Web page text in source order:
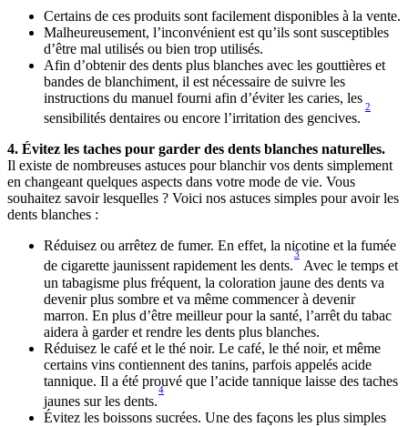
Certains de ces produits sont facilement disponibles à la vente.
Malheureusement, l’inconvénient est qu’ils sont susceptibles
d’être mal utilisés ou bien trop utilisés.
Afin d’obtenir des dents plus blanches avec les gouttières et
bandes de blanchiment, il est nécessaire de suivre les
instructions du manuel fourni afin d’éviter les caries, les
sensibilités dentaires ou encore l’irritation des gencives.
2
4. Évitez les taches pour garder des dents blanches naturelles.
Il existe de nombreuses astuces pour blanchir vos dents simplement
en changeant quelques aspects dans votre mode de vie. Vous
souhaitez savoir lesquelles ? Voici nos astuces simples pour avoir les
dents blanches :
Réduisez ou arrêtez de fumer. En effet, la nicotine et la fumée
de cigarette jaunissent rapidement les dents.
3
Avec le temps et
un tabagisme plus fréquent, la coloration jaune des dents va
devenir plus sombre et va même commencer à devenir
marron. En plus d’être meilleur pour la santé, l’arrêt du tabac
aidera à garder et rendre les dents plus blanches.
Réduisez le café et le thé noir. Le café, le thé noir, et même
certains vins contiennent des tanins, parfois appelés acide
tannique. Il a été prouvé que l’acide tannique laisse des taches
jaunes sur les dents.
4
Évitez les boissons sucrées. Une des façons les plus simples